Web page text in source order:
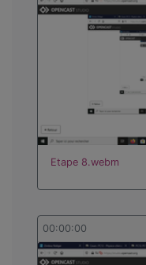
Etape 8.webm
00:00:00